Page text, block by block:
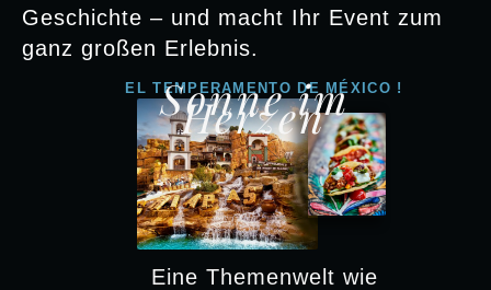
Geschichte – und macht Ihr Event zum
ganz großen Erlebnis.
EL TEMPERAMENTO DE MÉXICO !
Sonne im
Herzen
Eine Themenwelt wie